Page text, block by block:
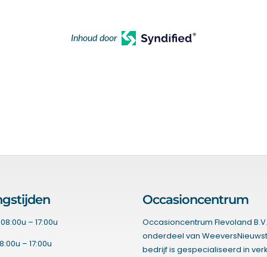
Inhoud door
– 17:00u
– 17:00u
Occasioncentrum
Occasioncentrum Flevoland
onderdeel van
bedrijf is gespecialiseerd in